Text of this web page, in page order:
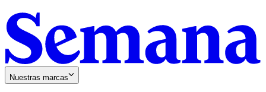
Nuestras marcas